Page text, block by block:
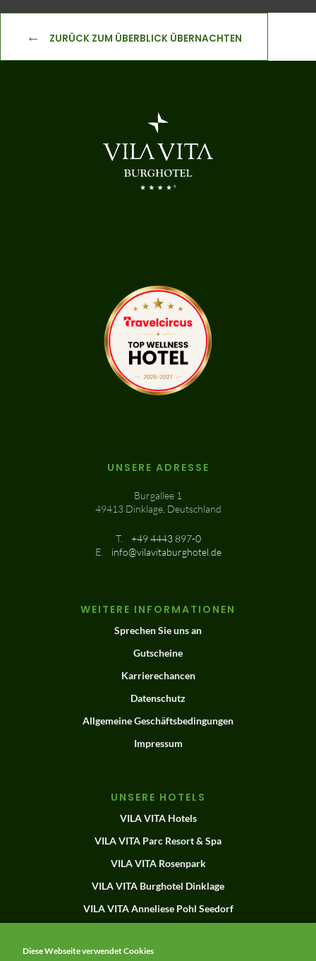
ZURÜCK ZUM ÜBERBLICK ÜBERNACHTEN
UNSERE ADRESSE
Burgallee 1
49413 Dinklage, Deutschland
T.
+49 4443 897-0
E.
info@vilavitaburghotel.de
UNSERE HOTELS
VILA VITA Hotels
VILA VITA Parc Resort & Spa
VILA VITA Rosenpark
VILA VITA Burghotel Dinklage
VILA VITA Anneliese Pohl Seedorf
WEITERE INFORMATIONEN
Sprechen Sie uns an
Gutscheine
Karrierechancen
Datenschutz
Allgemeine Geschäftsbedingungen
Impressum
Diese Webseite verwendet Cookies